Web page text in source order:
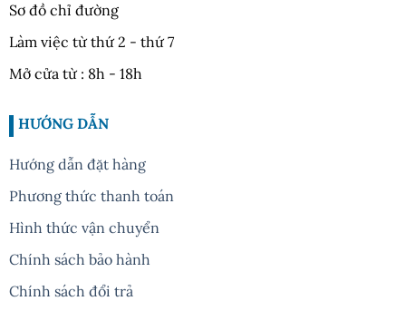
Sơ đồ chỉ đường
Làm việc từ thứ 2 - thứ 7
Mở cửa từ : 8h - 18h
HƯỚNG DẪN
Hướng dẫn đặt hàng
Phương thức thanh toán
Hình thức vận chuyển
Chính sách bảo hành
Chính sách đổi trả